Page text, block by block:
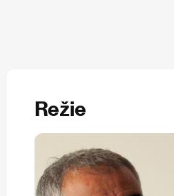
Režie